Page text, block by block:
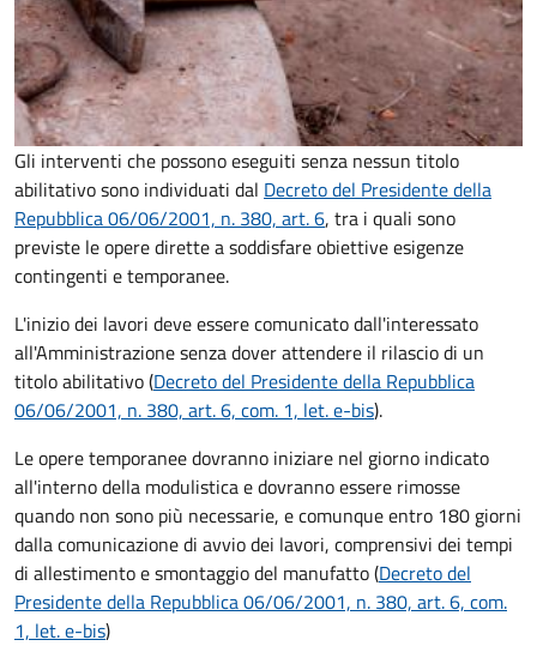
Gli interventi che possono eseguiti senza nessun titolo
abilitativo sono individuati dal Decreto del Presidente della
Repubblica 06/06/2001, n. 380, art. 6, tra i quali sono
previste le opere dirette a soddisfare obiettive esigenze
contingenti e temporanee.
L'inizio dei lavori deve essere comunicato dall'interessato
all'Amministrazione senza dover attendere il rilascio di un
titolo abilitativo (Decreto del Presidente della Repubblica
06/06/2001, n. 380, art. 6, com. 1, let. e-bis).
Le opere temporanee dovranno iniziare nel giorno indicato
all'interno della modulistica e dovranno essere rimosse
quando non sono più necessarie, e comunque entro 180 giorni
dalla comunicazione di avvio dei lavori, comprensivi dei tempi
di allestimento e smontaggio del manufatto (Decreto del
Presidente della Repubblica 06/06/2001, n. 380, art. 6, com.
1, let. e-bis)